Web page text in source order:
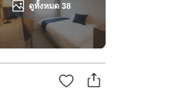
ดูทั้งหมด 38